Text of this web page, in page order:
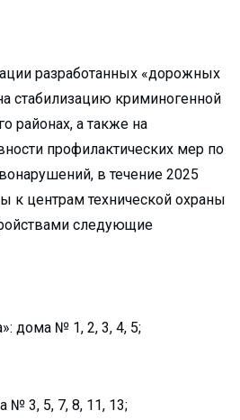
разработанных «дорожных
стабилизацию криминогенной
районах, а также на
профилактических мер по
в течение 2025
к центрам технической охраны
следующие
дома № 1, 2, 3, 4, 5;
№ 3, 5, 7, 8, 11, 13;